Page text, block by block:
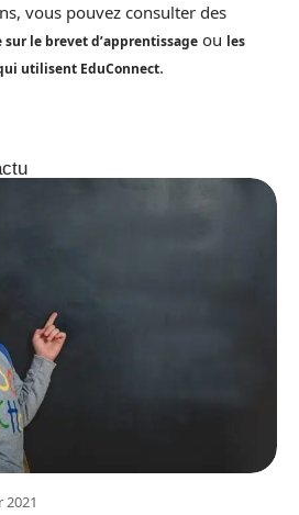
vous pouvez consulter des
sur le brevet d’apprentissage ou les
utilisent EduConnect.
2021